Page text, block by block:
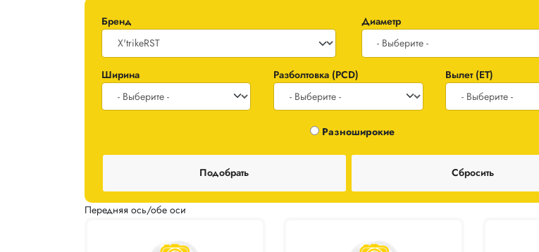
Бренд Диаметр
Ширина Разболтовка (PCD) Вылет (ET)
Разноширокие
Передняя ось/обе оси